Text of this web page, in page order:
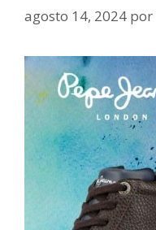
agosto 14, 2024 por